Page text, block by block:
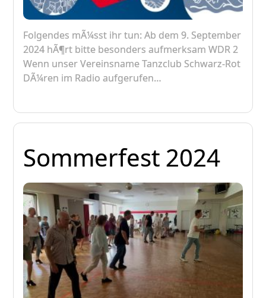
Folgendes mÃ¼sst ihr tun: Ab dem 9. September
2024 hÃ¶rt bitte besonders aufmerksam WDR 2
Wenn unser Vereinsname Tanzclub Schwarz-Rot
DÃ¼ren im Radio aufgerufen…
Sommerfest 2024